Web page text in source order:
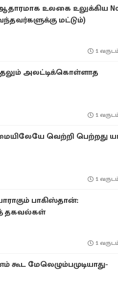
உலகை உலுக்கிய
மட்டும்)
1
அலட்டிக்கொள்ளாத
1
வெற்றி பெற்றது
1
பாகிஸ்தான்:
தகவல்கள்
1
கூட மேலெழும்பமுடியாது-